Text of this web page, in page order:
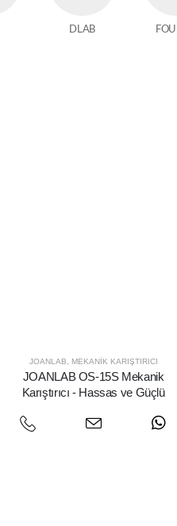
DLAB
JOANLAB MEKANIK KARIŞTIRICI
JOANLAB OS-15S Mekanik
Karıştırıcı - Hassas ve Güçlü